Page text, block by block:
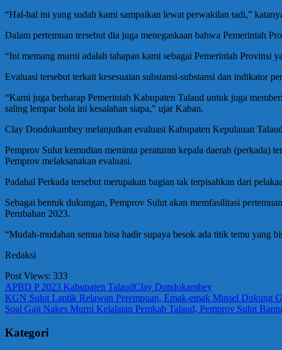
“Hal-hal ini yang sudah kami sampaikan lewat perwakilan tadi,”
Dalam pertemuan tersebut dia juga menegaskaan bahwa Pemerintah
“Ini memang murni adalah tahapan kami sebagai Pemerintah Provinsi
Evaluasi tersebut terkait kesesuaian substansi-substansi dan indikator
“Kami juga berharap Pemerintah Kabupaten Talaud untuk juga
saling lempar bola ini kesalahan siapa,” ujar Kaban.
Clay Dondokambey melanjutkan evaluasi Kabupaten Kepulauan
Pemprov Sulut kemudian meminta peraturan kepala daerah (perkada)
Pemprov melaksanakan evaluasi.
Padahal Perkada tersebut merupakan bagian tak terpisahkan dari
Sebagai bentuk dukungan, Pemprov Sulut akan memfasilitasi
Perubahan 2023.
“Mudah-mudahan semua bisa hadir supaya besok ada titik temu yang
Redaksi
Post Views: 333
APBD P 2023 Kabupaten TalaudClay Dondokambey
Navigasi
pos
Previous
Post:
KGN Sulut Lantik Relawan Perempuan, Emak-emak Minsel Dukung
Next
Soal Gaji Nakes Murni Kelalaian Pemkab Talaud, Pemprov Sulut
Kategori